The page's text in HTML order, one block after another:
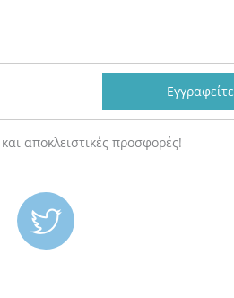
Εγγραφείτε
αποκλειστικές προσφορές!